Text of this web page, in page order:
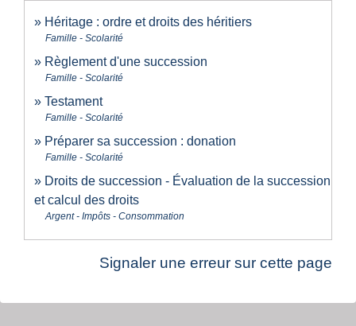
Héritage : ordre et droits des héritiers
Famille - Scolarité
Règlement d'une succession
Famille - Scolarité
Testament
Famille - Scolarité
Préparer sa succession : donation
Famille - Scolarité
Droits de succession - Évaluation de la succession
et calcul des droits
Argent - Impôts - Consommation
Signaler une erreur sur cette page